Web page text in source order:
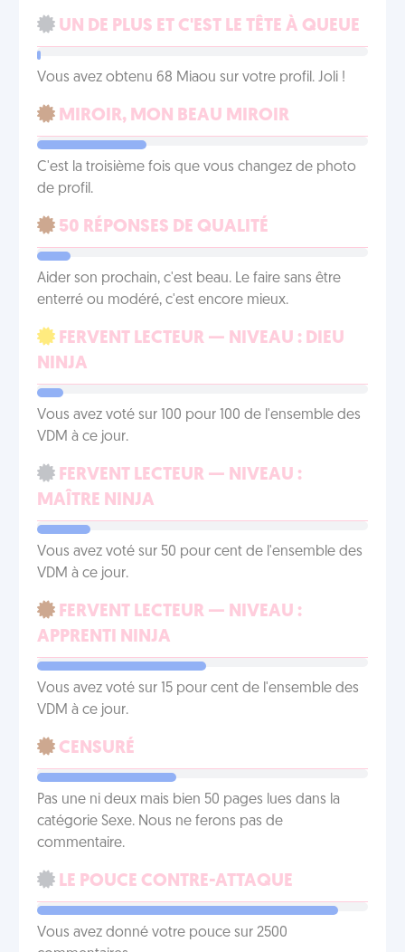
UN DE PLUS ET C'EST LE TÊTE À QUEUE
Vous avez obtenu 68 Miaou sur votre profil. Joli !
MIROIR, MON BEAU MIROIR
C'est la troisième fois que vous changez de photo
de profil.
50 RÉPONSES DE QUALITÉ
Aider son prochain, c'est beau. Le faire sans être
enterré ou modéré, c'est encore mieux.
FERVENT LECTEUR — NIVEAU : DIEU
NINJA
Vous avez voté sur 100 pour 100 de l'ensemble des
VDM à ce jour.
FERVENT LECTEUR — NIVEAU :
MAÎTRE NINJA
Vous avez voté sur 50 pour cent de l'ensemble des
VDM à ce jour.
FERVENT LECTEUR — NIVEAU :
APPRENTI NINJA
Vous avez voté sur 15 pour cent de l'ensemble des
VDM à ce jour.
CENSURÉ
Pas une ni deux mais bien 50 pages lues dans la
catégorie Sexe. Nous ne ferons pas de
commentaire.
LE POUCE CONTRE-ATTAQUE
Vous avez donné votre pouce sur 2500